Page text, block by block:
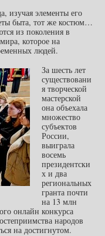
изучая элементы его
быта, тот же костюм…
из поколения в
которое на
людей.
За шесть лет
существовани
я творческой
мастерской
она объехала
множество
субъектов
России,
выиграла
восемь
президентски
х и два
региональных
гранта почти
на 13 млн
онлайн конкурса
народов
на достигнутом.